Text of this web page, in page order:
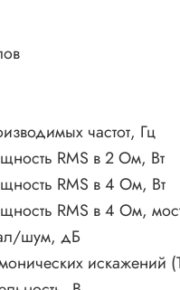
частот, Гц
RMS в 2 Ом, Вт
RMS в 4 Ом, Вт
RMS в 4 Ом,
шум, дБ
искажений